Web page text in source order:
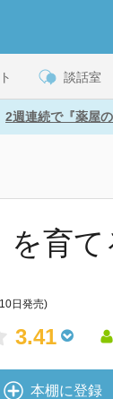
談話室
2週連続で『薬屋
を育
日発売)
3.41
本棚に登録